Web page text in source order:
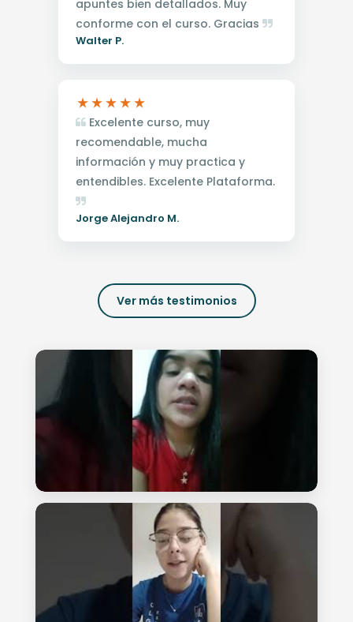
apuntes bien detallados. Muy
conforme con el curso. Gracias
Walter P.
Excelente curso, muy
recomendable, mucha
información y muy practica y
entendibles. Excelente Plataforma.
Jorge Alejandro M.
Ver más testimonios